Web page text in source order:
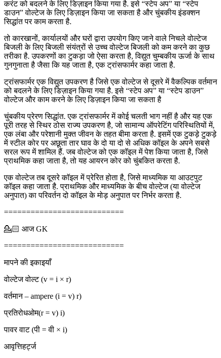
करंट को बदलने के लिए डिज़ाइन किया गया है. इसे “स्टेप अप” या “स्टेप
डाउन” वोल्टेज के लिए डिज़ाइन किया जा सकता है और चुंबकीय इंडक्शन
सिद्धांत पर काम करता है.
तो कारखानों, कार्यालयों और घरों द्वारा उपयोग किए जाने वाले निचले वोल्टेज
बिजली के लिए बिजली संयंत्रों से उच्च वोल्टेज बिजली को कम करने का कुछ
तरीका है. उपकरणों का टुकड़ा जो ऐसा करता है, विद्युत चुम्बकीय ऊर्जा के साथ
गुनगुनाता है जैसा कि यह जाता है, एक ट्रांसफार्मर कहा जाता है.
ट्रांसफार्मर एक विद्युत उपकरण है जिसे एक वोल्टेज से दूसरे में वैकल्पिक वर्तमान
को बदलने के लिए डिज़ाइन किया गया है. इसे “स्टेप अप” या “स्टेप डाउन”
वोल्टेज और काम करने के लिए डिज़ाइन किया जा सकता है
चुंबकीय प्रेरण सिद्धांत. एक ट्रांसफार्मर में कोई चलती भाग नहीं है और यह एक
पूरी तरह से स्थिर ठोस राज्य उपकरण है, जो सामान्य ऑपरेटिंग परिस्थितियों में,
एक लंबा और परेशानी मुक्त जीवन के तहत बीमा करता है. इसमें एक टुकड़े टुकड़े
में स्टील कोर पर अछूता तार घाव के दो या दो से अधिक कॉइल के अपने सबसे
सरल रूप में शामिल हैं. जब वोल्टेज को एक कॉइल में पेश किया जाता है, जिसे
प्राथमिक कहा जाता है, तो यह आयरन कोर को चुंबकित करता है.
एक वोल्टेज तब दूसरे कॉइल में प्रेरित होता है, जिसे माध्यमिक या आउटपुट
कॉइल कहा जाता है. प्राथमिक और माध्यमिक के बीच वोल्टेज (या वोल्टेज
अनुपात) का परिवर्तन दो कॉइल के मोड़ अनुपात पर निर्भर करता है.
===========================
💁🏻‍ आज GK
===========================
मापने की इकाइयाँ
वोल्टेज वोल्ट (v = i × r)
वर्तमान – ampere (i = v) r)
प्रतिरोधओम(r = v) i)
पावर वाट (पी = वी × i)
आवृत्तिहर्ट्ज